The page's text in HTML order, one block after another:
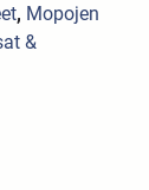
, Mopojen
&